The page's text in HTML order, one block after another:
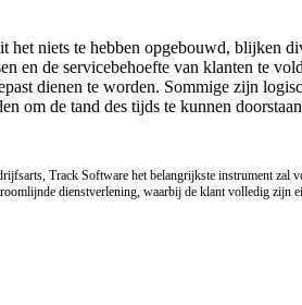
niets te hebben opgebouwd, blijken
en de servicebehoefte van klanten te
dienen te worden. Sommige zijn
om de tand des tijds te kunnen
Track Software het belangrijkste instrument
dienstverlening, waarbij de klant volledig